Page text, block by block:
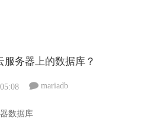
务器上的数据库？
mariadb
数据库